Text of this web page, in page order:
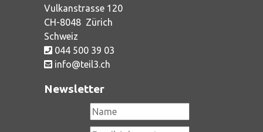
Vulkanstrasse 120
CH-8048 Zürich
Schweiz
044 500 39 03
info@teil3.ch
Newsletter